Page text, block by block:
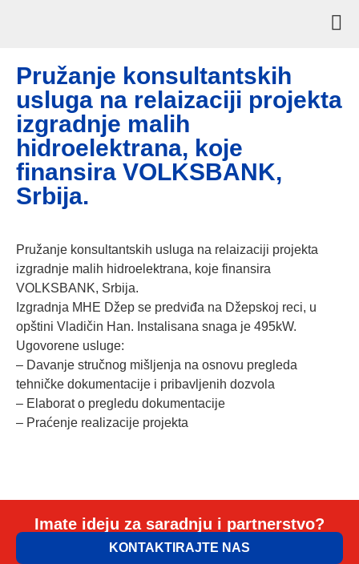
Pružanje konsultantskih
usluga na relaizaciji projekta
izgradnje malih
hidroelektrana, koje
finansira VOLKSBANK,
Srbija.
Pružanje konsultantskih usluga na relaizaciji projekta
izgradnje malih hidroelektrana, koje finansira
VOLKSBANK, Srbija.
Izgradnja MHE Džep se predviđa na Džepskoj reci, u
opštini Vladičin Han. Instalisana snaga je 495kW.
Ugovorene usluge:
– Davanje stručnog mišljenja na osnovu pregleda
tehničke dokumentacije i pribavljenih dozvola
– Elaborat o pregledu dokumentacije
– Praćenje realizacije projekta
Imate ideju za saradnju i partnerstvo?
KONTAKTIRAJTE NAS